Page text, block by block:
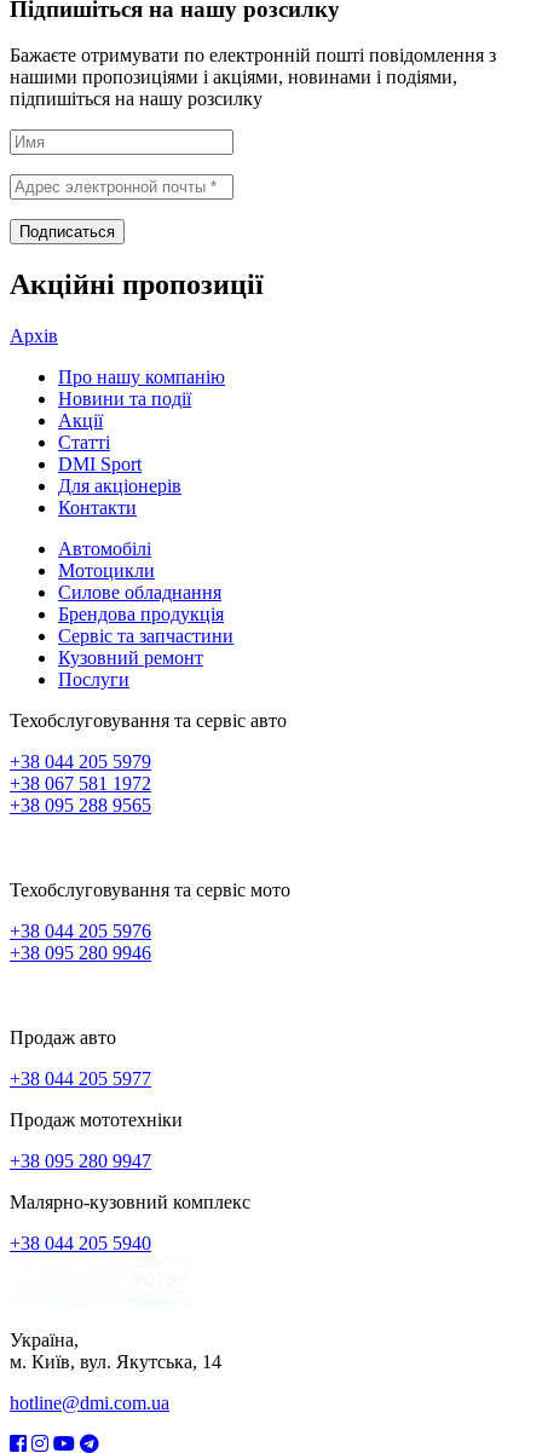
Підпишіться на нашу розсилку
Бажаєте отримувати по електронній пошті повідомлення з
нашими пропозиціями і акціями, новинами і подіями,
підпишіться на нашу розсилку
Акційні пропозиції
Архів
Про нашу компанію
Новини та події
Акції
Статті
DMI Sport
Для акціонерів
Контакти
Автомобілі
Мотоцикли
Силове обладнання
Брендова продукція
Сервіс та запчастини
Кузовний ремонт
Послуги
Техобслуговування та сервіс авто
+38 044 205 5979
+38 067 581 1972
+38 095 288 9565
Техобслуговування та сервіс мото
+38 044 205 5976
+38 095 280 9946
Продаж авто
+38 044 205 5977
Продаж мототехніки
+38 095 280 9947
Малярно-кузовний комплекс
+38 044 205 5940
Україна,
м. Київ, вул. Якутська, 14
hotline@dmi.com.ua